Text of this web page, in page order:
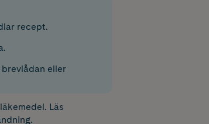
recept.
eller
Läs